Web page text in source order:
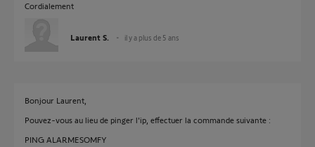
Cordialement
Laurent S. il y a plus de 5 ans
Bonjour Laurent,
Pouvez-vous au lieu de pinger l'ip, effectuer la commande suivante :
PING ALARMESOMFY